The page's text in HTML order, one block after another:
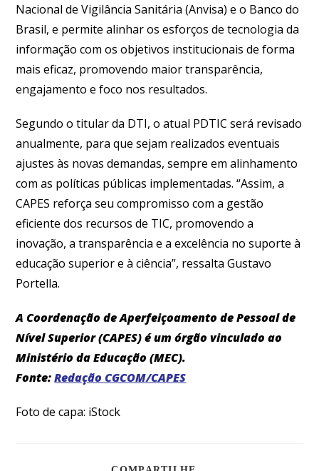
Nacional de Vigilância Sanitária (Anvisa) e o Banco do
Brasil, e permite alinhar os esforços de tecnologia da
informação com os objetivos institucionais de forma
mais eficaz, promovendo maior transparência,
engajamento e foco nos resultados.
Segundo o titular da DTI, o atual PDTIC será revisado
anualmente, para que sejam realizados eventuais
ajustes às novas demandas, sempre em alinhamento
com as políticas públicas implementadas. “Assim, a
CAPES reforça seu compromisso com a gestão
eficiente dos recursos de TIC, promovendo a
inovação, a transparência e a excelência no suporte à
educação superior e à ciência”, ressalta Gustavo
Portella.
A Coordenação de Aperfeiçoamento de Pessoal de
Nível Superior (CAPES) é um órgão vinculado ao
Ministério da Educação (MEC).
Fonte:Redação CGCOM/CAPES
Foto de capa: iStock